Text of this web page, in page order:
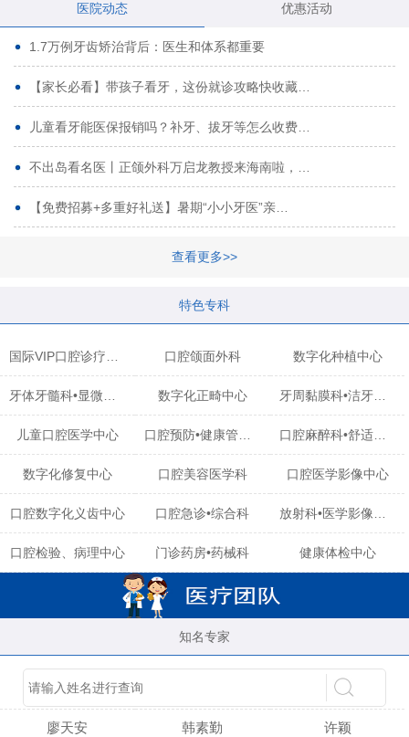
医院动态 优惠活动
1.7万例牙齿矫治背后：医生和体系都重要
【家长必看】带孩子看牙，这份就诊攻略快收藏…
儿童看牙能医保报销吗？补牙、拔牙等怎么收费…
不出岛看名医丨正颌外科万启龙教授来海南啦，…
【免费招募+多重好礼送】暑期“小小牙医”亲…
查看更多>>
特色专科
口腔颌面外科 数字化种植中心
数字化正畸中心 牙周黏膜科•洁牙中心
儿童口腔医学中心 口腔麻醉科•舒适化诊疗中心
数字化修复中心 口腔美容医学科 口腔医学影像中心
口腔数字化义齿中心 口腔急诊•综合科
口腔检验、病理中心 门诊药房•药械科 健康体检中心
知名专家
陈育玲 吴晓桃
廖天安 韩素勤 许颖